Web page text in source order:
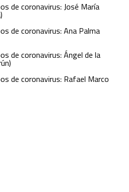
de coronavirus: José María
de coronavirus: Ana Palma
de coronavirus: Ángel de la
de coronavirus: Rafael Marco